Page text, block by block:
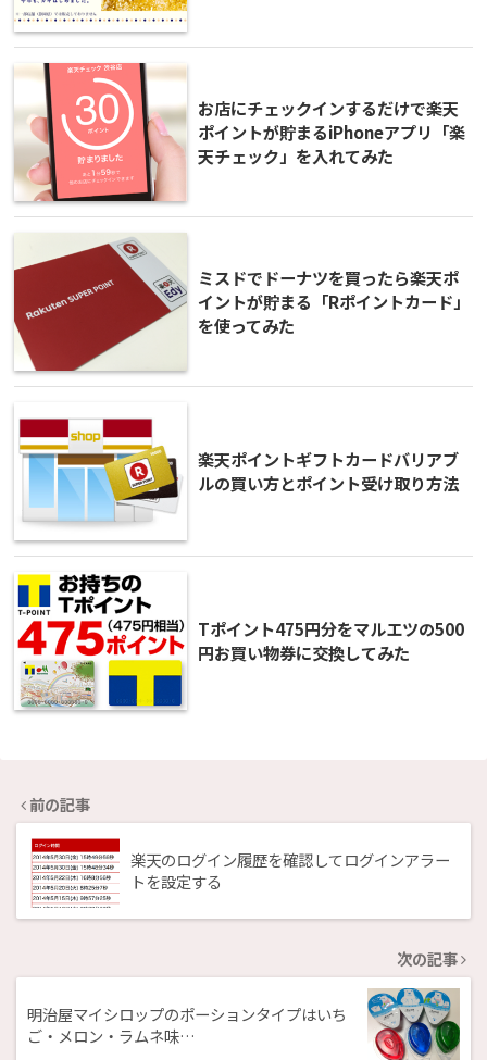
お店にチェックインするだけで楽天
ポイントが貯まるiPhoneアプリ「楽
天チェック」を入れてみた
ミスドでドーナツを買ったら楽天ポ
イントが貯まる「Rポイントカード」
を使ってみた
楽天ポイントギフトカードバリアブ
ルの買い方とポイント受け取り方法
Tポイント475円分をマルエツの500
円お買い物券に交換してみた
前の記事
楽天のログイン履歴を確認してログインアラー
トを設定する
次の記事
明治屋マイシロップのポーションタイプはいち
ご・メロン・ラムネ味…